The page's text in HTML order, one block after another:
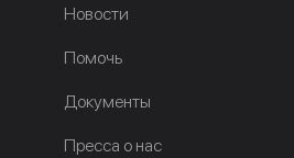
Новости
Помочь
Документы
Пресса о нас